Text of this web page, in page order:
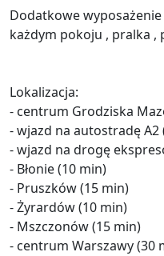
Dodatkowe
każdym pokoju , pralka ,
Lokalizacja:
- centrum Grodziska
- wjazd na autostradę A2
- wjazd na drogę
- Błonie (10 min)
- Pruszków (15 min)
- Żyrardów (10 min)
- Mszczonów (15 min)
- centrum Warszawy (30